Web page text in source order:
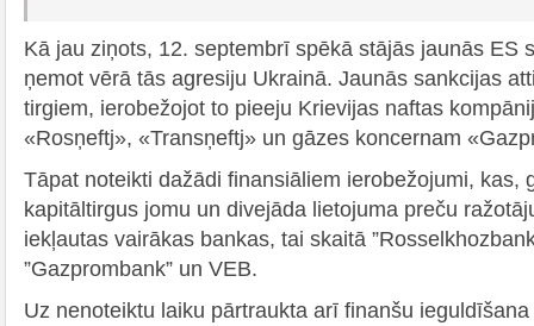
Kā jau ziņots, 12. septembrī spēkā stājās jaunās ES
ņemot vērā tās agresiju Ukrainā. Jaunās sankcijas
tirgiem, ierobežojot to pieeju Krievijas naftas
«Rosņeftj», «Transņeftj» un gāzes koncernam
Tāpat noteikti dažādi finansiāliem ierobežojumi, kas,
kapitāltirgus jomu un divejāda lietojuma preču
iekļautas vairākas bankas, tai skaitā
”Gazprombank” un VEB.
Uz nenoteiktu laiku pārtraukta arī finanšu